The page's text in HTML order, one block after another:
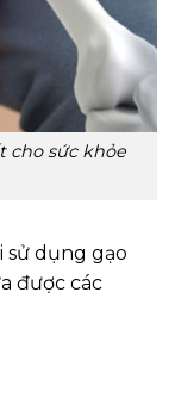
cho sức khỏe
sử dụng gạo
được các